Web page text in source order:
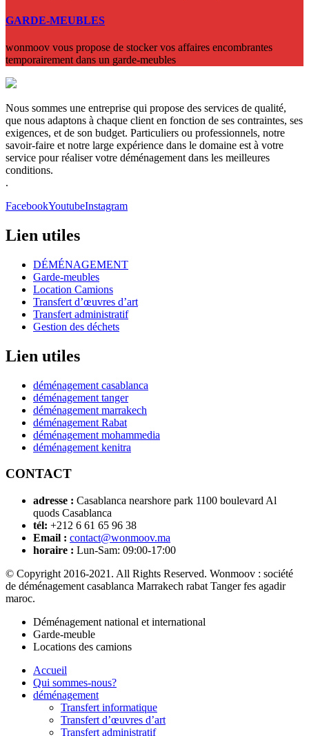
GARDE-MEUBLES
wonmoov vous propose de stocker vos affaires encombrantes
temporairement dans un garde-meubles
Nous sommes une entreprise qui propose des services de qualité,
que nous adaptons à chaque client en fonction de ses contraintes, ses
exigences, et de son budget. Particuliers ou professionnels, notre
savoir-faire et notre large expérience dans le domaine est à votre
service pour réaliser votre déménagement dans les meilleures
conditions.
.
FacebookYoutubeInstagram
Lien utiles
DÉMÉNAGEMENT
Garde-meubles
Location Camions
Transfert d’œuvres d’art
Transfert administratif
Gestion des déchets
Lien utiles
déménagement casablanca
déménagement tanger
déménagement marrakech
déménagement Rabat
déménagement mohammedia
déménagement kenitra
CONTACT
adresse : Casablanca nearshore park 1100 boulevard Al
quods Casablanca
tél: +212 6 61 65 96 38
Email : contact@wonmoov.ma
horaire : Lun-Sam: 09:00-17:00
© Copyright 2016-2021. All Rights Reserved. Wonmoov : société
de déménagement casablanca Marrakech rabat Tanger fes agadir
maroc.
Déménagement national et international
Garde-meuble
Locations des camions
Accueil
Qui sommes-nous?
déménagement
Transfert informatique
Transfert d’œuvres d’art
Transfert administratif